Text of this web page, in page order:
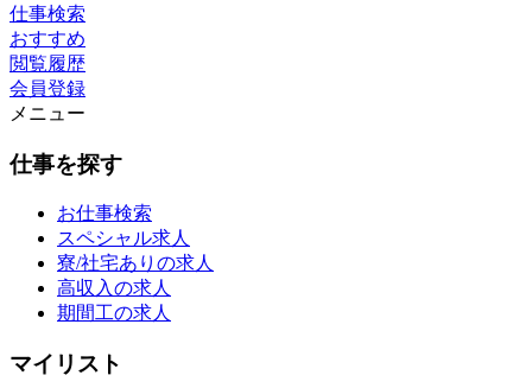
仕事検索
おすすめ
閲覧履歴
会員登録
メニュー
仕事を探す
お仕事検索
スペシャル求人
寮/社宅ありの求人
高収入の求人
期間工の求人
マイリスト